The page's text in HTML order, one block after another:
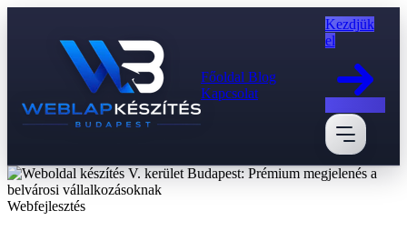
Főoldal Blog
Kapcsolat
Kezdjük
el
Webfejlesztés